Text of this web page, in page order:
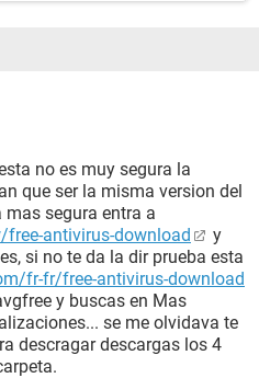
no es muy segura la
que ser la misma version del
segura entra a
antivirus-download
y
si no te da la dir prueba esta
fr-fr/free-antivirus-download
y buscas en Mas
se me olvidava te
descragar descargas los 4